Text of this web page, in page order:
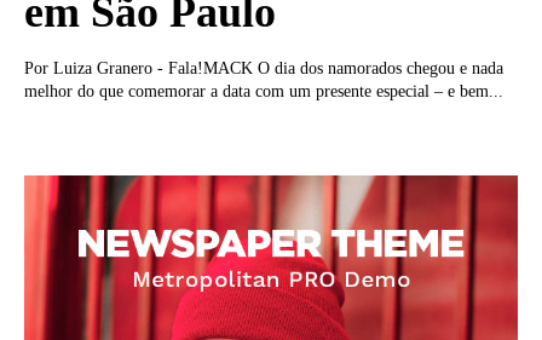
em São Paulo
Por Luiza Granero - Fala!MACK O dia dos namorados chegou e nada
melhor do que comemorar a data com um presente especial – e bem...